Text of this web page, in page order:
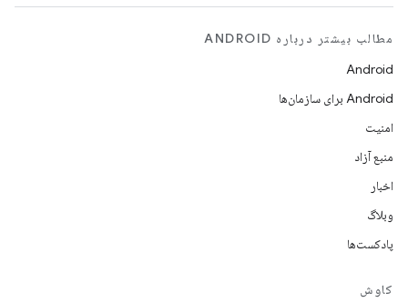
مطالب بیشتر درباره ANDROID
Android
Android برای سازمان‌ها
امنیت
منبع آزاد
اخبار
وبلاگ
پادکست‌ها
کاوش